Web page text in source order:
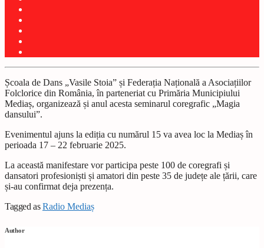
Școala de Dans „Vasile Stoia” și Federația Națională a Asociațiilor
Folclorice din România, în parteneriat cu Primăria Municipiului
Mediaș, organizează și anul acesta seminarul coregrafic „Magia
dansului”.
Evenimentul ajuns la ediția cu numărul 15 va avea loc la Mediașîn
perioada 17 – 22 februarie 2025.
La această manifestare vor participa peste 100 de coregrafi și
dansatori profesioniști și amatori din peste 35 de județe ale țării, care
și-au confirmat deja prezența.
Tagged asRadio Mediaș
Author